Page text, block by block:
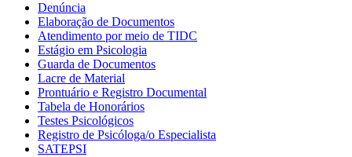
Denúncia
Elaboração de Documentos
Atendimento por meio de TIDC
Estágio em Psicologia
Guarda de Documentos
Lacre de Material
Prontuário e Registro Documental
Tabela de Honorários
Testes Psicológicos
Registro de Psicóloga/o Especialista
SATEPSI